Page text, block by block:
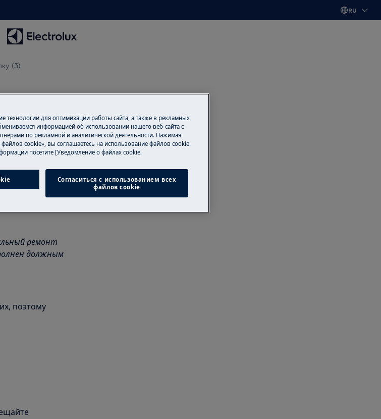
RU
(3)
прибор и
приборов
ремонт
должным
поэтому
технологии для оптимизации работы сайта, а также в рекламных
информацией об использовании нашего веб-сайта с
по рекламной и аналитической деятельности. Нажимая
файлов cookie», вы соглашаетесь на использование файлов cookie.
посетите [Уведомление о файлах cookie.
Согласиться с использованием всех
файлов cookie